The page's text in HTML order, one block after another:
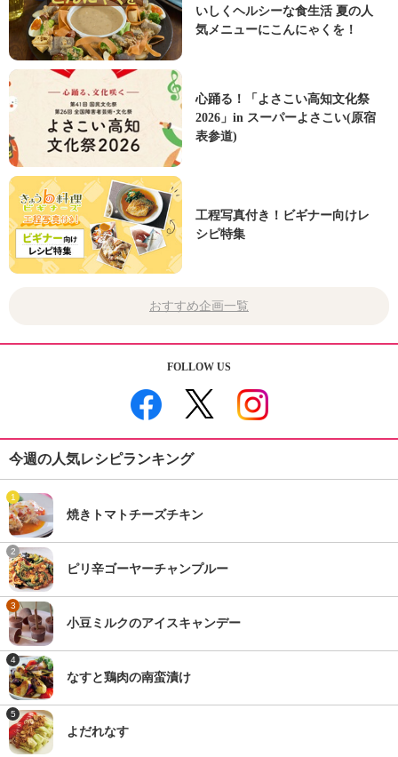
いしくヘルシーな食生活 夏の人
気メニューにこんにゃくを！
心踊る！「よさこい高知文化祭
2026」in スーパーよさこい(原宿
表参道)
工程写真付き！ビギナー向けレ
シピ特集
おすすめ企画一覧
FOLLOW US
今週の人気レシピランキング
1
焼きトマトチーズチキン
2
ピリ辛ゴーヤーチャンプルー
3
小豆ミルクのアイスキャンデー
4
なすと鶏肉の南蛮漬け
5
よだれなす